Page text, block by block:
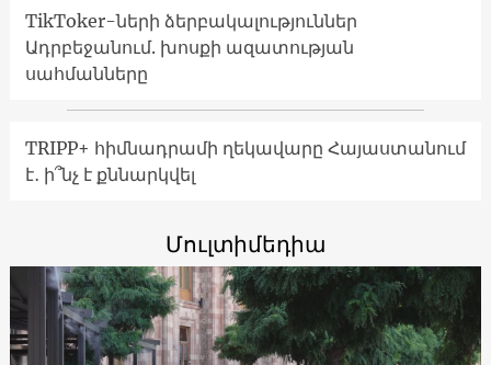
TikToker-ների ձերբակալություններ
Ադրբեջանում. խոսքի ազատության
սահմանները
TRIPP+ հիմնադրամի ղեկավարը Հայաստանում
է․ ի՞նչ է քննարկվել
Մուլտիմեդիա